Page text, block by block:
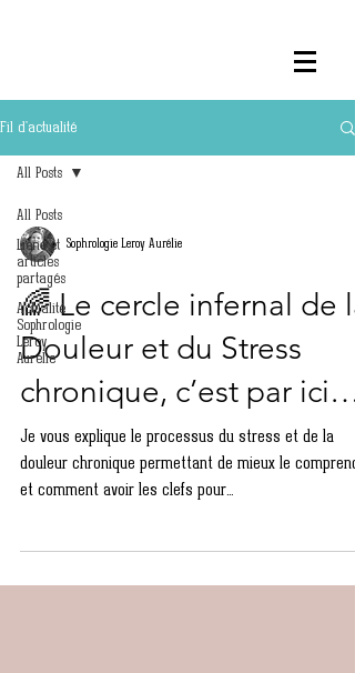
Fil d'actualité
All Posts
Liens et
articles
partagés
Actualité
Sophrologie
Leroy
Aurélie
All Posts
Sophrologie Leroy Aurélie
🌈 Le cercle infernal de la
Douleur et du Stress
chronique, c’est par ici…
Je vous explique le processus du stress et de la
douleur chronique permettant de mieux le
et comment avoir les clefs pour...